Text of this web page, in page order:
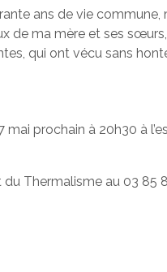
ans de vie
de ma mère et ses
qui ont vécu sans
prochain à 20h30 à
Thermalisme au 03 85